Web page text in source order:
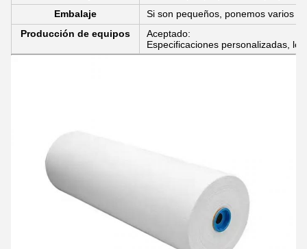
Embalaje
Si son pequeños, ponemos varios
Producción de equipos
Aceptado:
Especificaciones personalizadas,